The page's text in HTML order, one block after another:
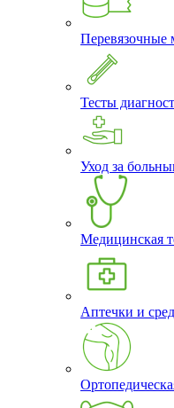
Перевязочные
Тесты
Уход за
Медицинская
Аптечки и